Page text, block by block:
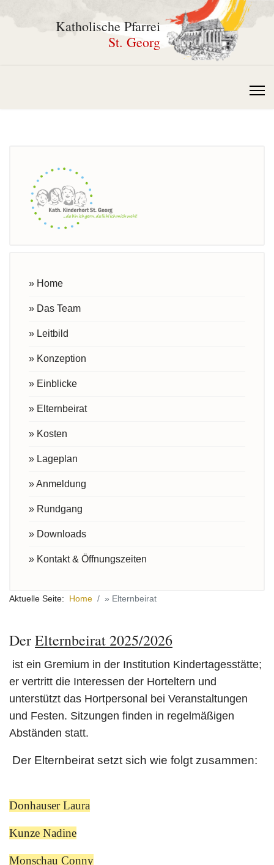
Katholische Pfarrei
St. Georg
» Home
» Das Team
» Leitbild
» Konzeption
» Einblicke
» Elternbeirat
» Kosten
» Lageplan
» Anmeldung
» Rundgang
» Downloads
» Kontakt & Öffnungszeiten
Aktuelle Seite: Home » Elternbeirat
DerElternbeirat 2025/2026
ist ein Gremium in der Institution Kindertagesstätte;
er vertritt die Interessen der Horteltern und
unterstützt das Hortpersonal bei Veranstaltungen
und Festen. Sitzungen finden in regelmäßigen
Abständen statt.
Der Elternbeirat setzt sich wie folgt zusammen:
Donhauser Laura
Kunze Nadine
Monschau Conny